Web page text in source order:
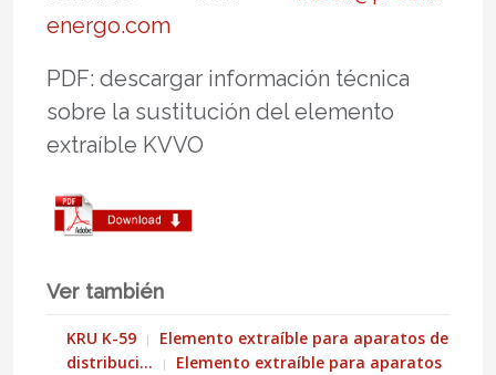
energo.com
PDF: descargar información técnica
sobre la sustitución del elemento
extraíble KVVO
Ver también
KRU K-59
Elemento extraíble para aparatos de
distribuci…
Elemento extraíble para aparatos